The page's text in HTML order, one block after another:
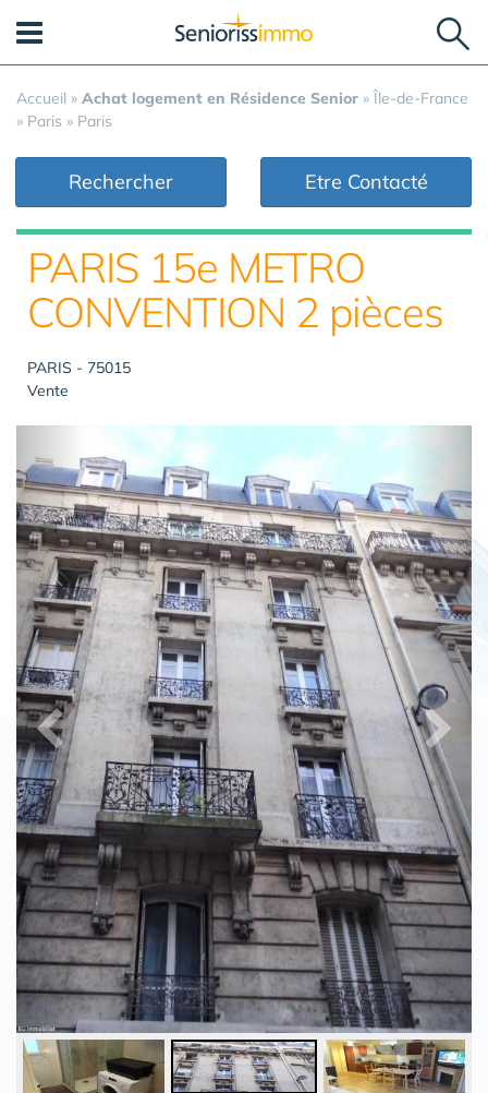
Accueil » Achat logement en Résidence Senior » Île-de-France
» Paris » Paris
Rechercher Etre Contacté
PARIS 15e METRO
CONVENTION 2 pièces
PARIS - 75015
Vente